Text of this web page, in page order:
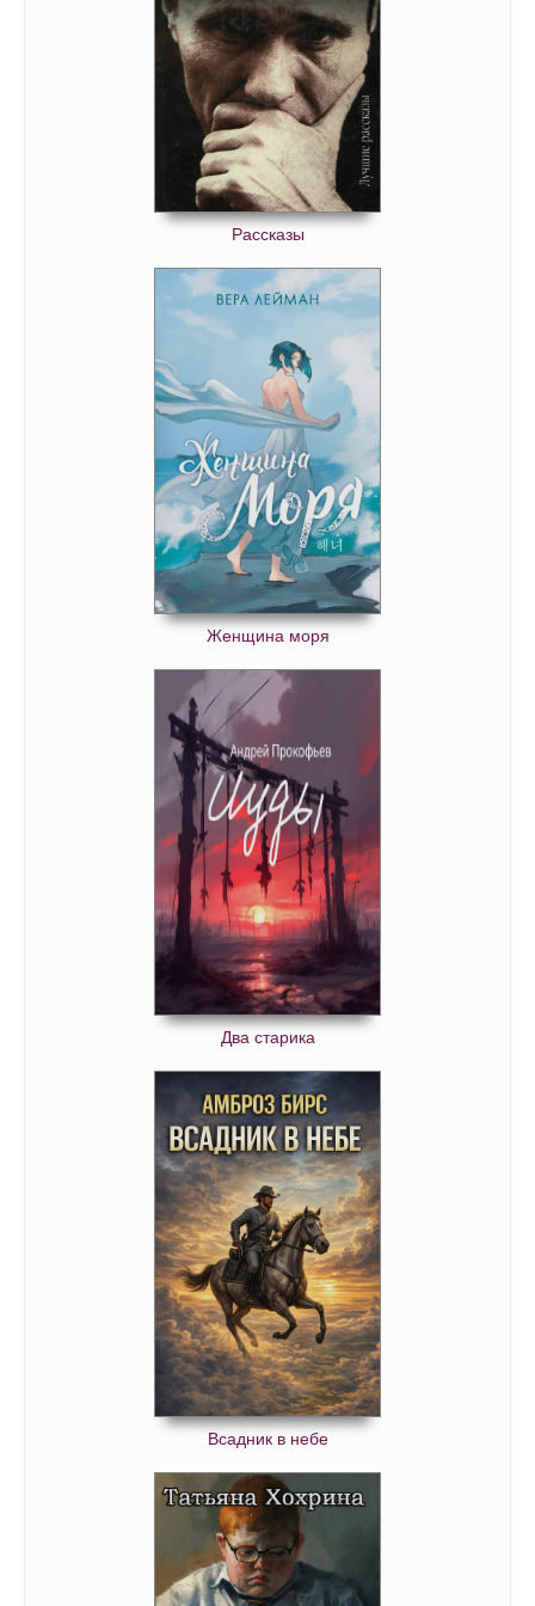
Валентайны. Девочка счастья и удачи 38
Валентайны. Девочка счастья и удачи 39
Валентайны. Девочка счастья и удачи 40
Валентайны. Девочка счастья и удачи 41
Валентайны. Девочка счастья и удачи 42
Валентайны. Девочка счастья и удачи 43
Валентайны. Девочка счастья и удачи 45
Валентайны. Девочка счастья и удачи 46
Валентайны. Девочка счастья и удачи 47
Валентайны. Девочка счастья и удачи 48
Валентайны. Девочка счастья и удачи 49
Валентайны. Девочка счастья и удачи 50
Валентайны. Девочка счастья и удачи 51
Валентайны. Девочка счастья и удачи 52
Валентайны. Девочка счастья и удачи 53
Валентайны. Девочка счастья и удачи 54
Валентайны. Девочка счастья и удачи 55
Валентайны. Девочка счастья и удачи 56
Валентайны. Девочка счастья и удачи 57
Рассказы
Женщина моря
Два старика
Всадник в небе